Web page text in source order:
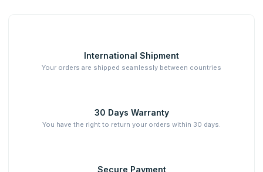
International Shipment
Your orders are shipped seamlessly between countries
30 Days Warranty
You have the right to return your orders within 30 days.
Secure Payment